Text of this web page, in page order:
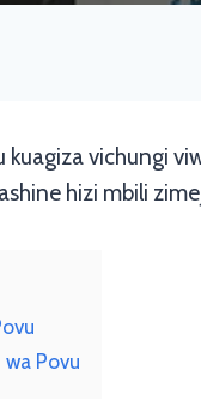
vichungi
hizi mbili
Povu